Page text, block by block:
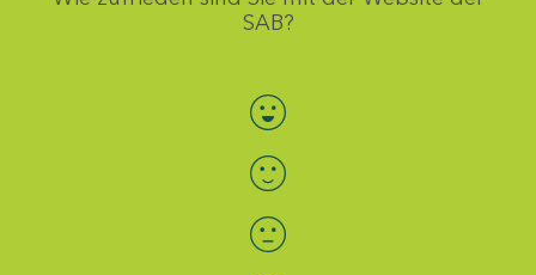
SAB?
Bewertung auswählen